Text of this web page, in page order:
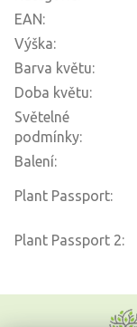
EAN:
Výška:
Barva květu:
Doba květu:
Světelné
podmínky:
Balení:
Plant Passport:
Plant Passport 2: